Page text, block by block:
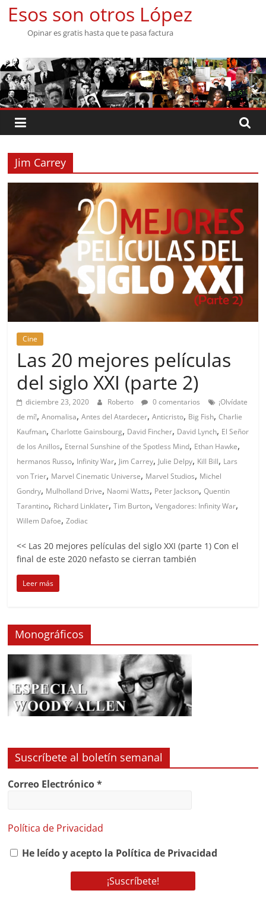
Saltar
contenido
Esos son otros López
Opinar es gratis hasta que te pasa factura
Jim Carrey
Cine
Las 20 mejores películas
del siglo XXI (parte 2)
diciembre 23, 2020 Roberto 0 comentarios
¡Olvídate
de mí!,Anomalisa,Antes del Atardecer,Anticristo, Big Fish,Charlie
Kaufman,Charlotte Gainsbourg, David Fincher, David Lynch, El Señor
de los Anillos, Eternal Sunshine of the Spotless Mind, Ethan Hawke,
hermanos Russo, Infinity War, Jim Carrey, Julie Delpy, Kill Bill, Lars
von Trier, Marvel Cinematic Universe, Marvel Studios, Michel
Gondry, Mulholland Drive, Naomi Watts, Peter Jackson,Quentin
Tarantino, Richard Linklater,Tim Burton,Vengadores: Infinity War,
Willem Dafoe,Zodiac
<< Las 20 mejores películas del siglo XXI (parte 1) Con el
final de este 2020 nefasto se cierran también
Leer más
Monográficos
Suscríbete al boletín semanal
Correo Electrónico*
Política de Privacidad
He leído y acepto la Política de Privacidad